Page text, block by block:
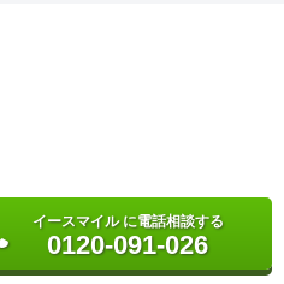
イースマイル に電話相談する
0120-091-026